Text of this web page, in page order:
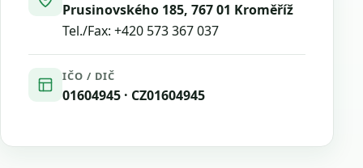
Prusinovského 185, 767 01 Kroměříž
Tel./Fax: +420 573 367 037
IČO / DIČ
01604945 · CZ01604945